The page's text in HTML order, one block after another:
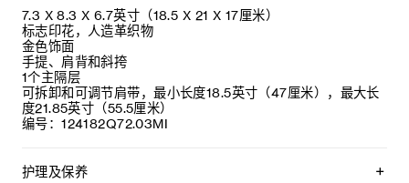
7.3 X 8.3 X 6.7英寸（18.5 X 21 X 17厘米）
标志印花，人造革织物
金色饰面
手提、肩背和斜挎
1个主隔层
可拆卸和可调节肩带，最小长度18.5英寸（47厘米），最大长
度21.85英寸（55.5厘米）
编号：124182Q72.03MI
护理及保养